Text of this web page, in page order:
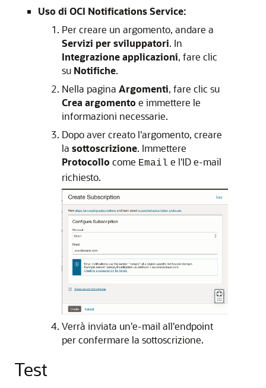
Uso di OCI Notifications Service:
Per creare un argomento, andare a
Servizi per sviluppatori. In
Integrazione applicazioni, fare clic
su Notifiche.
Nella pagina Argomenti, fare clic su
Crea argomento e immettere le
informazioni necessarie.
Dopo aver creato l'argomento, creare
la sottoscrizione. Immettere
Protocollo come Email e l'ID e-mail
richiesto.
Verrà inviata un'e-mail all'endpoint
per confermare la sottoscrizione.
Test